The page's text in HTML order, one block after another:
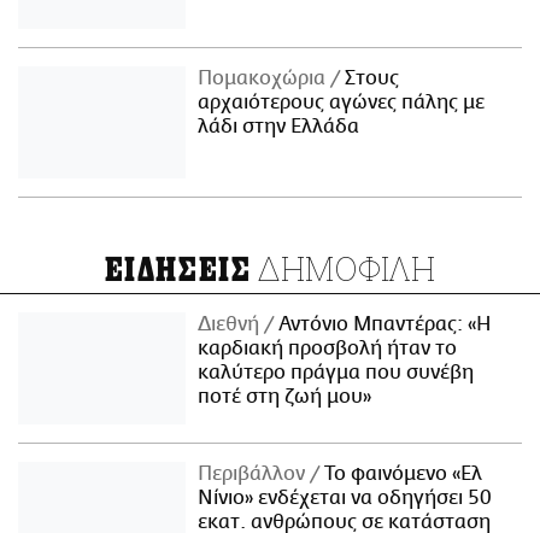
Πομακοχώρια
Στους
αρχαιότερους αγώνες πάλης με
λάδι στην Ελλάδα
ΕΙΔΗΣΕΙΣ ΔΗΜΟΦΙΛΗ
Διεθνή
Αντόνιο Μπαντέρας: «Η
καρδιακή προσβολή ήταν το
καλύτερο πράγμα που συνέβη
ποτέ στη ζωή μου»
Περιβάλλον
Το φαινόμενο «Ελ
Νίνιο» ενδέχεται να οδηγήσει 50
εκατ. ανθρώπους σε κατάσταση